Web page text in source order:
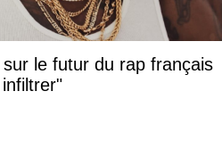
le futur du rap français